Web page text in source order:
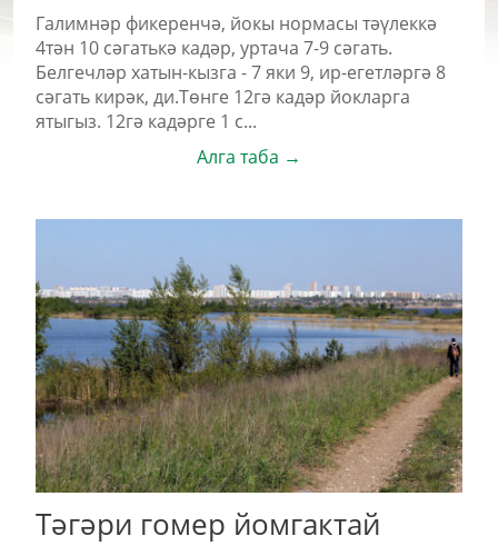
Галимнәр фикеренчә, йокы нормасы тәүлеккә
4тән 10 сәгатькә кадәр, уртача 7-9 сәгать.
Белгечләр хатын-кызга - 7 яки 9, ир-егетләргә 8
сәгать кирәк, ди.Төнге 12гә кадәр йокларга
ятыгыз. 12гә кадәрге 1 с...
Алга таба →
Тәгәри гомер йомгактай